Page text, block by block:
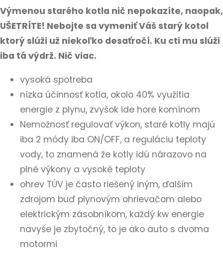
Výmenou starého kotla nič nepokazíte, naopak,
UŠETRÍTE! Nebojte sa vymeniť Váš starý kotol
ktorý slúži už niekoľko desaťročí. Ku cti mu slúži
iba tá výdrž. Nič viac.
vysoká spotreba
nízka účinnosť kotla, okolo 40% využitia
energie z plynu, zvyšok ide hore komínom
Nemožnosť regulovať výkon, staré kotly majú
iba 2 módy iba ON/OFF, a reguláciu teploty
vody, to znamená že kotly idú nárazovo na
plné výkony a vysoké teploty
ohrev TÚV je často riešený iným, ďalším
zdrojom buď plynovým ohrievačom alebo
elektrickým zásobníkom, každý kw energie
navyše je zbytočný, to je ako auto s dvoma
motormi